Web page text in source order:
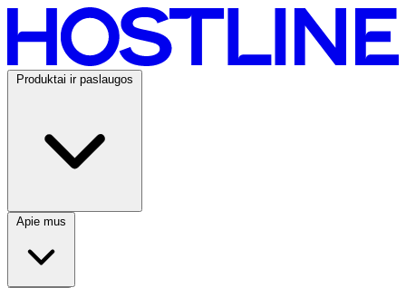
Skip to content
HOSTLINE
Produktai ir paslaugos
Apie mus